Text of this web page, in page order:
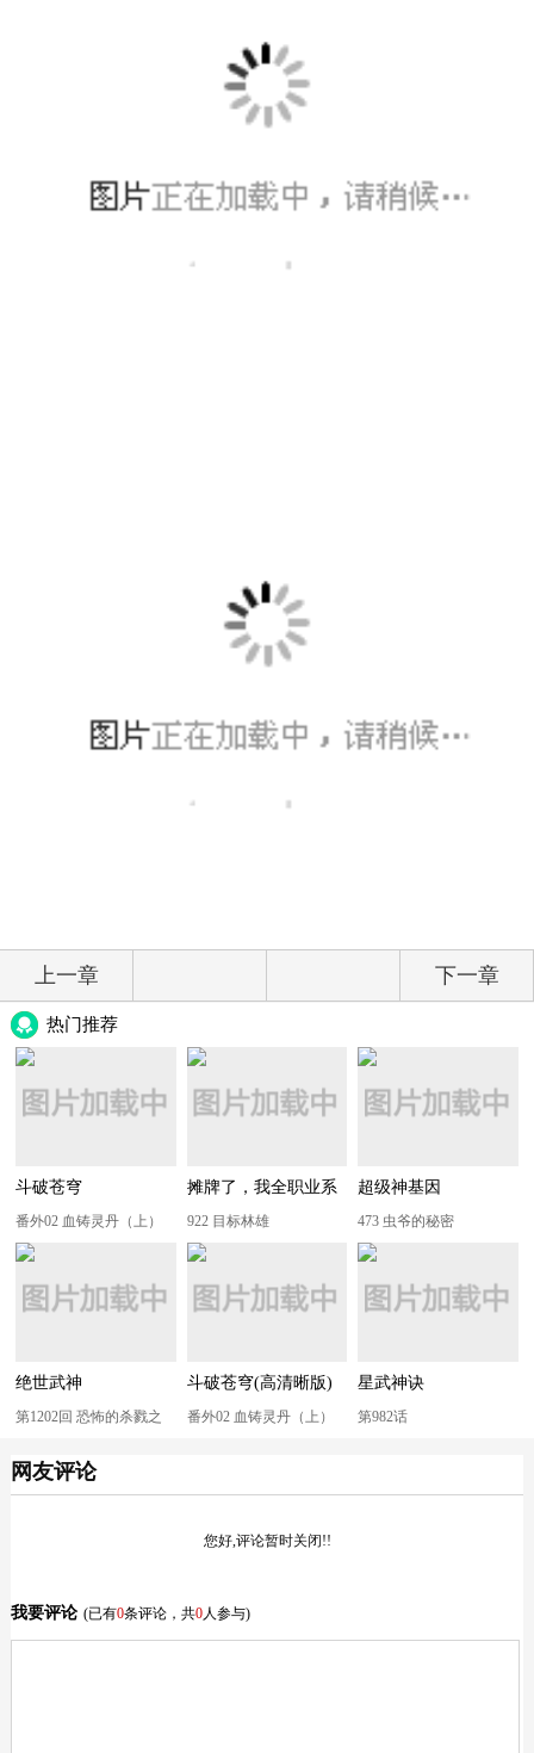
上一章 下一章
热门推荐
斗破苍穹
番外02 血铸灵丹（上）
摊牌了，我全职业系
统！
922 目标林雄
超级神基因
473 虫爷的秘密
绝世武神
第1202回 恐怖的杀戮之
斗破苍穹(高清晰版)
番外02 血铸灵丹（上）
星武神诀
第982话
网友评论
您好,评论暂时关闭!!
我要评论 (已有0条评论，共0人参与)